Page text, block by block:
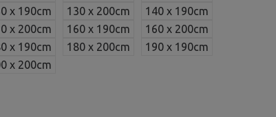
x 190cm 130 x 200cm
140 x 190cm
x 200cm 160 x 190cm
160 x 200cm
x 190cm 180 x 200cm
190 x 190cm
x 200cm